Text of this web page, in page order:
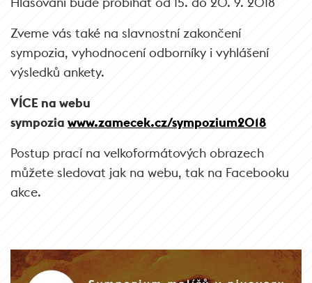
Zveme vás také na slavnostní zakončení
sympozia, vyhodnocení odborníky i vyhlášení
výsledků ankety.
VÍCE na webu
sympozia www.zamecek.cz/sympozium2018
Postup prací na velkoformátových obrazech
můžete sledovat jak na webu, tak na Facebooku
akce.